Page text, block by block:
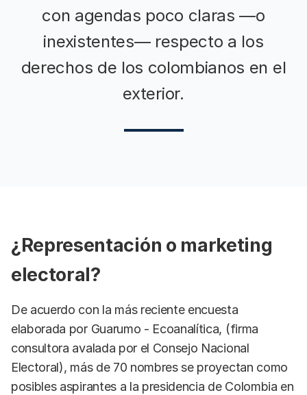
con agendas poco claras —o
inexistentes— respecto a los
derechos de los colombianos en el
exterior.
¿Representación o marketing
electoral?
De acuerdo con la más reciente encuesta
elaborada por Guarumo - Ecoanalítica, (firma
consultora avalada por el Consejo Nacional
Electoral), más de 70 nombres se proyectan como
posibles aspirantes a la presidencia de Colombia en